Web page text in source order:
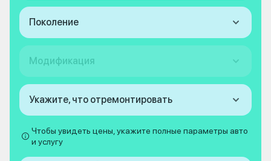
Поколение
Модификация
Укажите, что отремонтировать
Чтобы увидеть цены, укажите полные параметры авто
и услугу